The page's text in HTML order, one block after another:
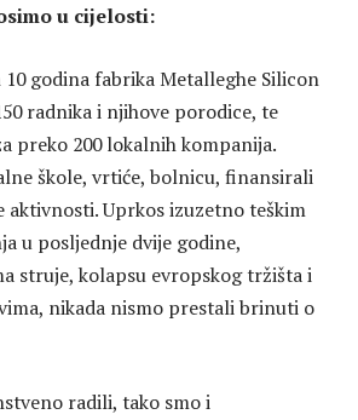
u cijelosti:
godina fabrika Metalleghe Silicon
radnika i njihove porodice, te
preko 200 lokalnih kompanija.
škole, vrtiće, bolnicu, finansirali
Uprkos izuzetno teškim
u posljednje dvije godine,
struje, kolapsu evropskog tržišta i
nikada nismo prestali brinuti o
radili, tako smo i